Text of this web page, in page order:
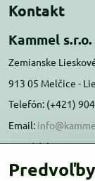
Kontakt
Kammel s.r.o.
Zemianske
913 05 Melčice -
Telefón: (+421)
Email:
Prevádzka:
Administratívna